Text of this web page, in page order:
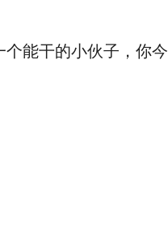
能干的小伙子，你今